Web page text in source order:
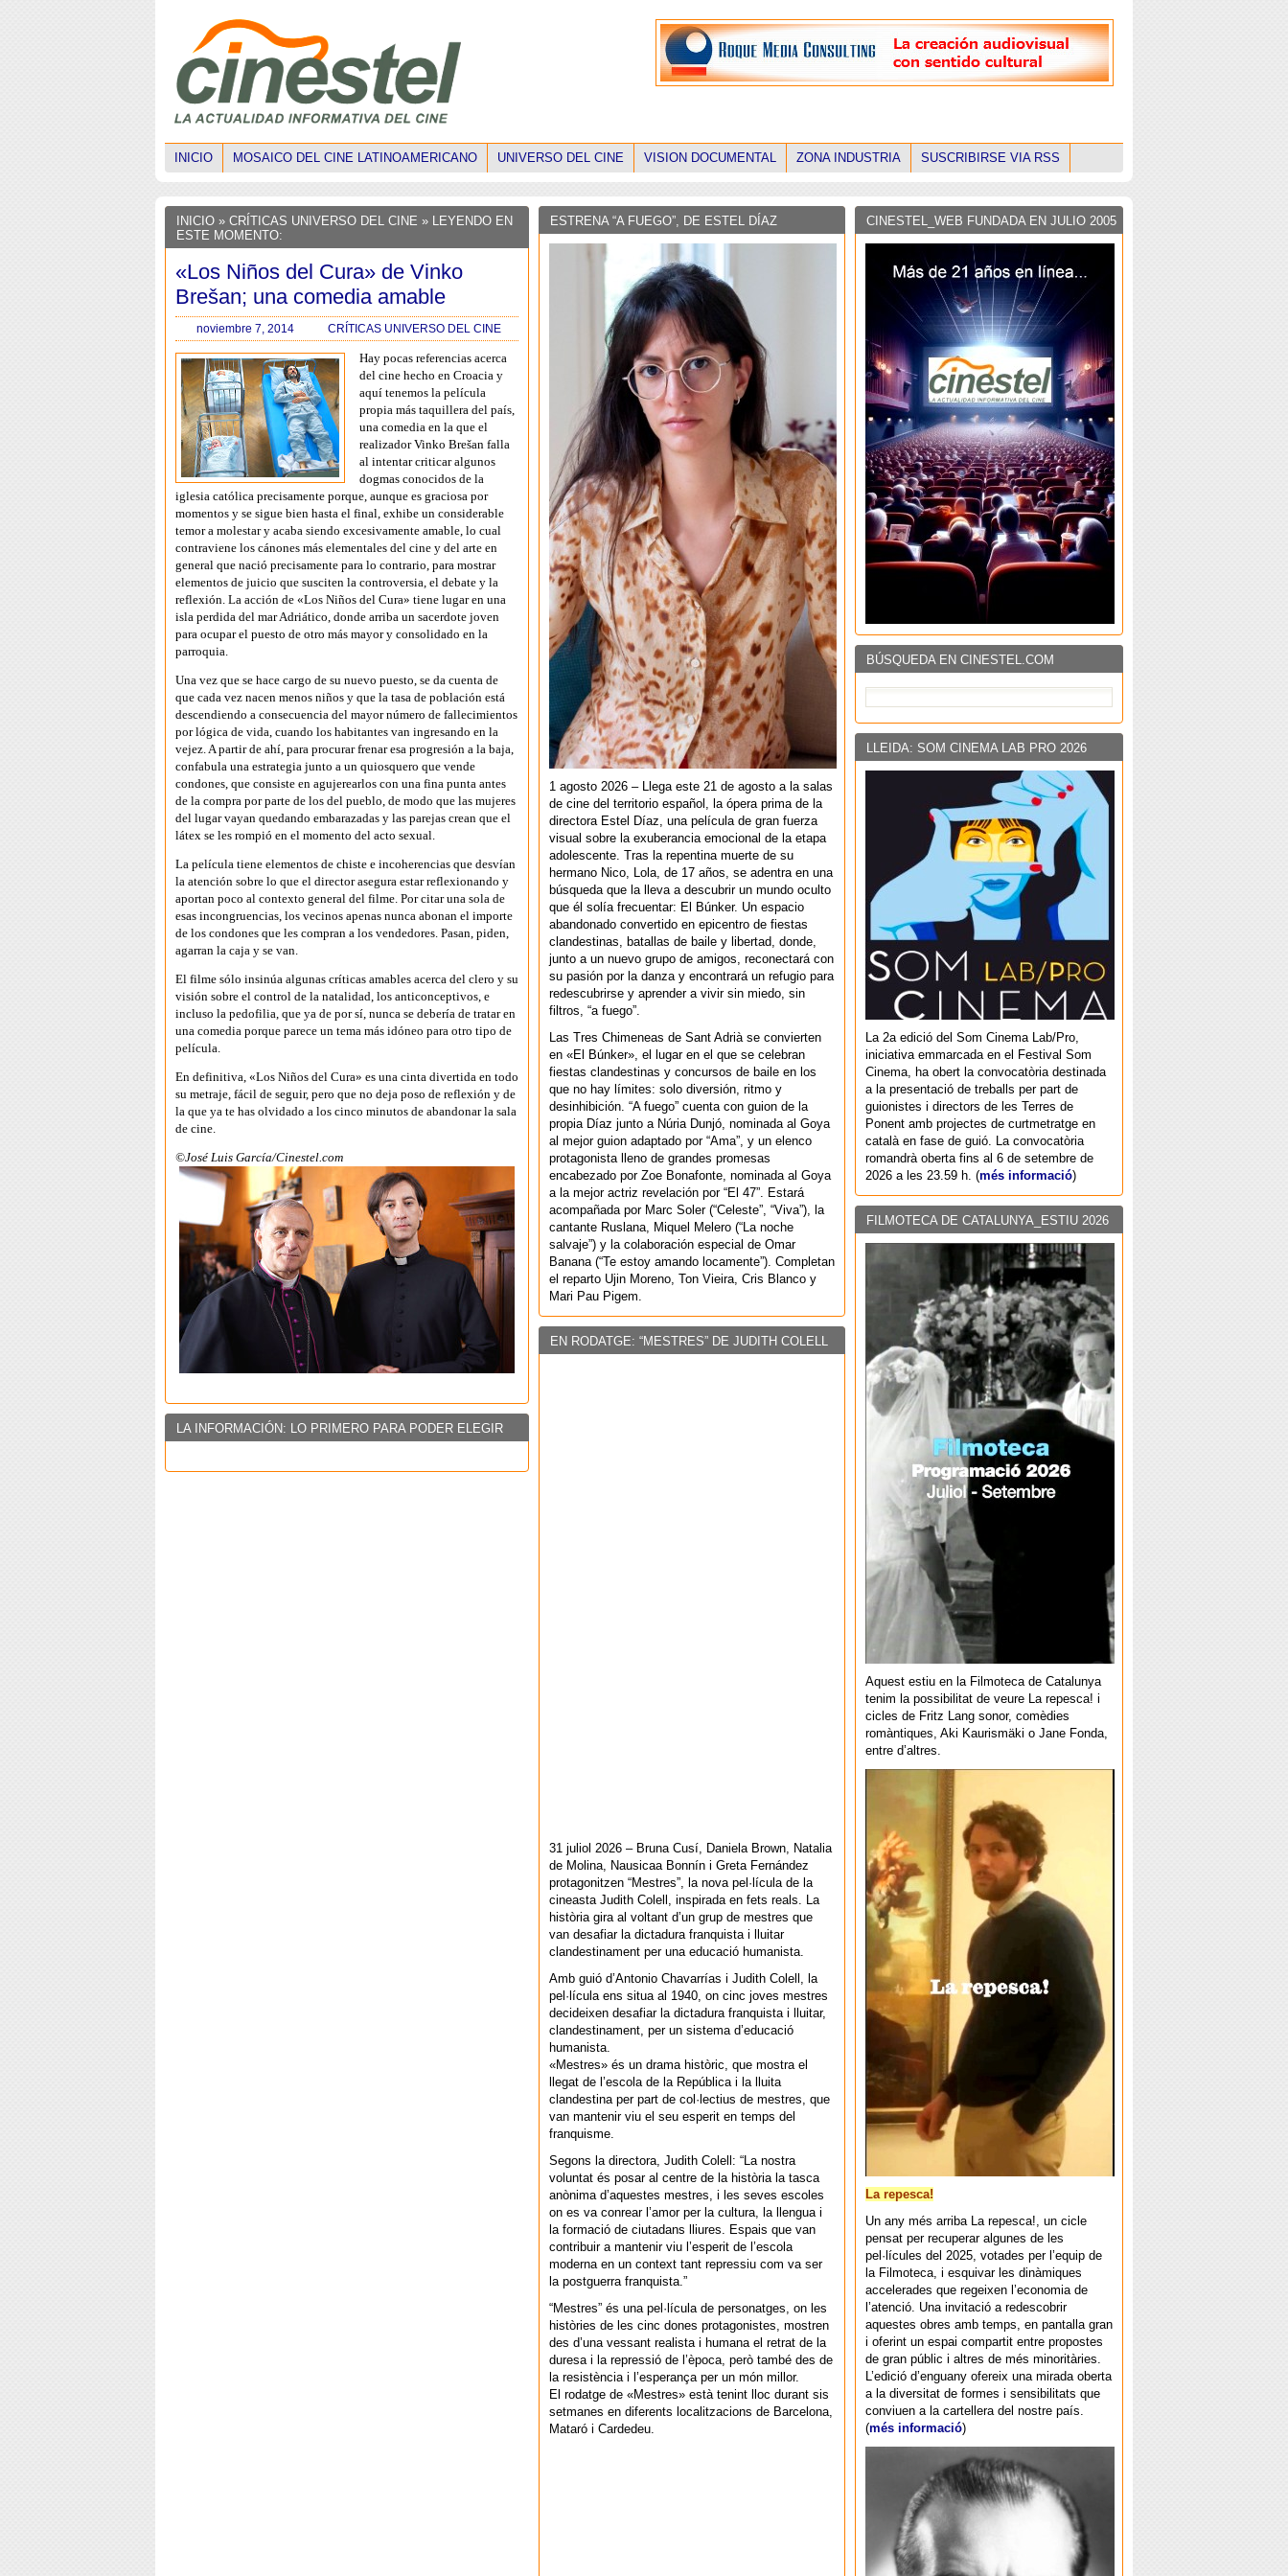
INICIO MOSAICO DEL CINE LATINOAMERICANO UNIVERSO DEL CINE VISION DOCUMENTAL ZONA INDUSTRIA SUSCRIBIRSE VIA RSS
INICIO » CRÍTICAS UNIVERSO DEL CINE » LEYENDO EN
ESTE MOMENTO:
«Los Niños del Cura» de Vinko
Brešan; una comedia amable
noviembre 7, 2014 CRÍTICAS UNIVERSO DEL CINE
Hay pocas referencias acerca
del cine hecho en Croacia y
aquí tenemos la película
propia más taquillera del país,
una comedia en la que el
realizador Vinko Brešan falla
al intentar criticar algunos
dogmas conocidos de la
iglesia católica precisamente porque, aunque es graciosa por
momentos y se sigue bien hasta el final, exhibe un considerable
temor a molestar y acaba siendo excesivamente amable, lo cual
contraviene los cánones más elementales del cine y del arte en
general que nació precisamente para lo contrario, para mostrar
elementos de juicio que susciten la controversia, el debate y la
reflexión. La acción de «Los Niños del Cura» tiene lugar en una
isla perdida del mar Adriático, donde arriba un sacerdote joven
para ocupar el puesto de otro más mayor y consolidado en la
parroquia.
Una vez que se hace cargo de su nuevo puesto, se da cuenta de
que cada vez nacen menos niños y que la tasa de población está
descendiendo a consecuencia del mayor número de fallecimientos
por lógica de vida, cuando los habitantes van ingresando en la
vejez. A partir de ahí, para procurar frenar esa progresión a la baja,
confabula una estrategia junto a un quiosquero que vende
condones, que consiste en agujerearlos con una fina punta antes
de la compra por parte de los del pueblo, de modo que las mujeres
del lugar vayan quedando embarazadas y las parejas crean que el
látex se les rompió en el momento del acto sexual.
La película tiene elementos de chiste e incoherencias que desvían
la atención sobre lo que el director asegura estar reflexionando y
aportan poco al contexto general del filme. Por citar una sola de
esas incongruencias, los vecinos apenas nunca abonan el importe
de los condones que les compran a los vendedores. Pasan, piden,
agarran la caja y se van.
El filme sólo insinúa algunas críticas amables acerca del clero y su
visión sobre el control de la natalidad, los anticonceptivos, e
incluso la pedofilia, que ya de por sí, nunca se debería de tratar en
una comedia porque parece un tema más idóneo para otro tipo de
película.
En definitiva, «Los Niños del Cura» es una cinta divertida en todo
su metraje, fácil de seguir, pero que no deja poso de reflexión y de
la que ya te has olvidado a los cinco minutos de abandonar la sala
de cine.
©José Luis García/Cinestel.com
LA INFORMACIÓN: LO PRIMERO PARA PODER ELEGIR
CINESTEL_WEB FUNDADA EN JULIO 2005
BÚSQUEDA EN CINESTEL.COM
LLEIDA: SOM CINEMA LAB PRO 2026
La 2a edició del Som Cinema Lab/Pro,
iniciativa emmarcada en el Festival Som
Cinema, ha obert la convocatòria destinada
a la presentació de treballs per part de
guionistes i directors de les Terres de
Ponent amb projectes de curtmetratge en
català en fase de guió. La convocatòria
romandrà oberta fins al 6 de setembre de
2026 a les 23.59 h. (més informació)
FILMOTECA DE CATALUNYA_ESTIU 2026
Aquest estiu en la Filmoteca de Catalunya
tenim la possibilitat de veure La repesca! i
cicles de Fritz Lang sonor, comèdies
romàntiques, Aki Kaurismäki o Jane Fonda,
entre d’altres.
La repesca!
Un any més arriba La repesca!, un cicle
pensat per recuperar algunes de les
pel·lícules del 2025, votades per l’equip de
la Filmoteca, i esquivar les dinàmiques
accelerades que regeixen l’economia de
l’atenció. Una invitació a redescobrir
aquestes obres amb temps, en pantalla gran
i oferint un espai compartit entre propostes
de gran públic i altres de més minoritàries.
L’edició d’enguany ofereix una mirada oberta
a la diversitat de formes i sensibilitats que
conviuen a la cartellera del nostre país.
(més informació)
ESTRENA “A FUEGO”, DE ESTEL DÍAZ
1 agosto 2026 – Llega este 21 de agosto a la salas
de cine del territorio español, la ópera prima de la
directora Estel Díaz, una película de gran fuerza
visual sobre la exuberancia emocional de la etapa
adolescente. Tras la repentina muerte de su
hermano Nico, Lola, de 17 años, se adentra en una
búsqueda que la lleva a descubrir un mundo oculto
que él solía frecuentar: El Búnker. Un espacio
abandonado convertido en epicentro de fiestas
clandestinas, batallas de baile y libertad, donde,
junto a un nuevo grupo de amigos, reconectará con
su pasión por la danza y encontrará un refugio para
redescubrirse y aprender a vivir sin miedo, sin
filtros, “a fuego”.
Las Tres Chimeneas de Sant Adrià se convierten
en «El Búnker», el lugar en el que se celebran
fiestas clandestinas y concursos de baile en los
que no hay límites: solo diversión, ritmo y
desinhibición. “A fuego” cuenta con guion de la
propia Díaz junto a Núria Dunjó, nominada al Goya
al mejor guion adaptado por “Ama”, y un elenco
protagonista lleno de grandes promesas
encabezado por Zoe Bonafonte, nominada al Goya
a la mejor actriz revelación por “El 47”. Estará
acompañada por Marc Soler (“Celeste”, “Viva”), la
cantante Ruslana, Miquel Melero (“La noche
salvaje”) y la colaboración especial de Omar
Banana (“Te estoy amando locamente”). Completan
el reparto Ujin Moreno, Ton Vieira, Cris Blanco y
Mari Pau Pigem.
EN RODATGE: “MESTRES” DE JUDITH COLELL
31 juliol 2026 – Bruna Cusí, Daniela Brown, Natalia
de Molina, Nausicaa Bonnín i Greta Fernández
protagonitzen “Mestres”, la nova pel·lícula de la
cineasta Judith Colell, inspirada en fets reals. La
història gira al voltant d’un grup de mestres que
van desafiar la dictadura franquista i lluitar
clandestinament per una educació humanista.
Amb guió d’Antonio Chavarrías i Judith Colell, la
pel·lícula ens situa al 1940, on cinc joves mestres
decideixen desafiar la dictadura franquista i lluitar,
clandestinament, per un sistema d’educació
humanista.
«Mestres» és un drama històric, que mostra el
llegat de l’escola de la República i la lluita
clandestina per part de col·lectius de mestres, que
van mantenir viu el seu esperit en temps del
franquisme.
Segons la directora, Judith Colell: “La nostra
voluntat és posar al centre de la història la tasca
anònima d’aquestes mestres, i les seves escoles
on es va conrear l’amor per la cultura, la llengua i
la formació de ciutadans lliures. Espais que van
contribuir a mantenir viu l’esperit de l’escola
moderna en un context tant repressiu com va ser
la postguerra franquista.”
“Mestres” és una pel·lícula de personatges, on les
històries de les cinc dones protagonistes, mostren
des d’una vessant realista i humana el retrat de la
duresa i la repressió de l’època, però també des de
la resistència i l’esperança per un món millor.
El rodatge de «Mestres» està tenint lloc durant sis
setmanes en diferents localitzacions de Barcelona,
Mataró i Cardedeu.